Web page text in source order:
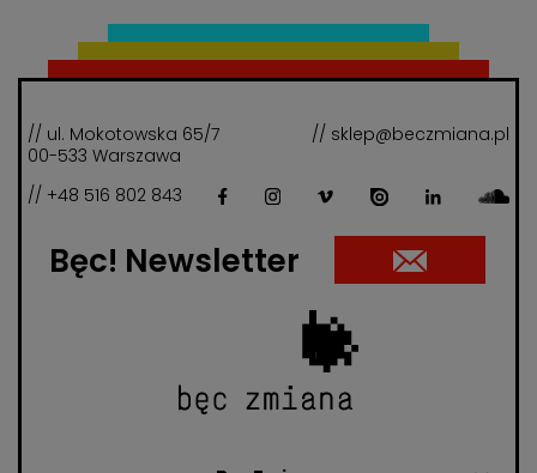
// ul. Mokotowska 65/7
00-533 Warszawa
// sklep@beczmiana.pl
// +48 516 802 843
Bęc! Newsletter